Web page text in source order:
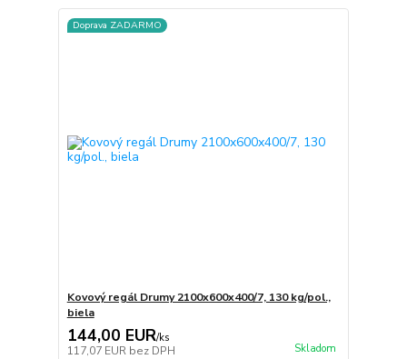
Doprava ZADARMO
Kovový regál Drumy 2100x600x400/7, 130 kg/pol.,
biela
144,00 EUR/ks
117,07 EUR bez DPH Skladom